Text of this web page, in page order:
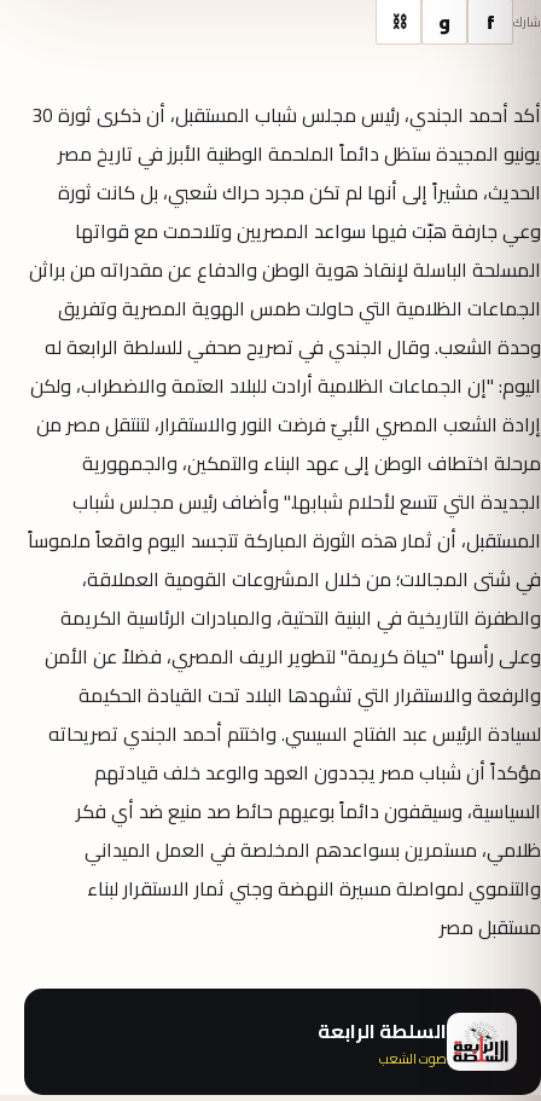
شارك f و ⛓
أكد أحمد الجندي، رئيس مجلس شباب المستقبل، أن ذكرى ثورة 30
يونيو المجيدة ستظل دائماً الملحمة الوطنية الأبرز في تاريخ مصر
الحديث، مشيراً إلى أنها لم تكن مجرد حراك شعبي، بل كانت ثورة
وعي جارفة هبّت فيها سواعد المصريين وتلاحمت مع قواتها
المسلحة الباسلة لإنقاذ هوية الوطن والدفاع عن مقدراته من براثن
الجماعات الظلامية التي حاولت طمس الهوية المصرية وتفريق
وحدة الشعب. وقال الجندي في تصريح صحفي للسلطة الرابعة له
اليوم: "إن الجماعات الظلامية أرادت للبلاد العتمة والاضطراب، ولكن
إرادة الشعب المصري الأبيّ فرضت النور والاستقرار، لتنتقل مصر من
مرحلة اختطاف الوطن إلى عهد البناء والتمكين، والجمهورية
الجديدة التي تتسع لأحلام شبابها." وأضاف رئيس مجلس شباب
المستقبل، أن ثمار هذه الثورة المباركة تتجسد اليوم واقعاً ملموساً
في شتى المجالات؛ من خلال المشروعات القومية العملاقة،
والطفرة التاريخية في البنية التحتية، والمبادرات الرئاسية الكريمة
وعلى رأسها "حياة كريمة" لتطوير الريف المصري، فضلاً عن الأمن
والرفعة والاستقرار التي تشهدها البلاد تحت القيادة الحكيمة
لسيادة الرئيس عبد الفتاح السيسي. واختتم أحمد الجندي تصريحاته
مؤكداً أن شباب مصر يجددون العهد والوعد خلف قيادتهم
السياسية، وسيقفون دائماً بوعيهم حائط صد منيع ضد أي فكر
ظلامي، مستمرين بسواعدهم المخلصة في العمل الميداني
والتنموي لمواصلة مسيرة النهضة وجني ثمار الاستقرار لبناء
مستقبل مصر
السلطة الرابعة
صوت الشعب